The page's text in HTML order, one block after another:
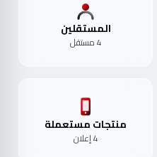
المستقلين
4 مستقل
منتجات مستعملة
4 إعلان